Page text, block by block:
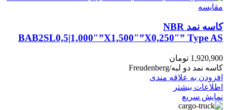
مقايسه
کاسه نمد NBR
BAB2SL0,5|1,000″”X1,500″”X0,250″” Type AS
1,920,900 تومان
کاسه نمد دو لبه/Freudenberg
افزودن به علاقه مندی
اطلاعات بیشتر
نمایش سریع